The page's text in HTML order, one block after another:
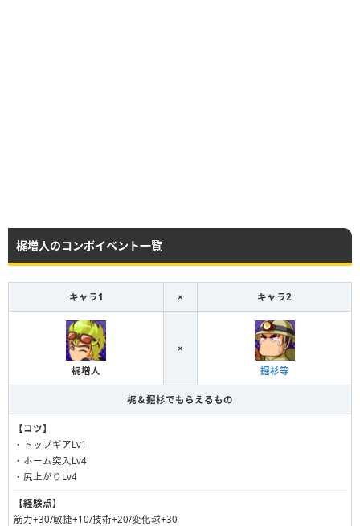
梶増人のコンボイベント一覧
キャラ1 × キャラ2
梶増人
×
掘杉等
梶＆掘杉でもらえるもの
【コツ】
・トップギアLv1
・ホーム突入Lv4
・尻上がりLv4
【経験点】
筋力+30/敏捷+10/技術+20/変化球+30